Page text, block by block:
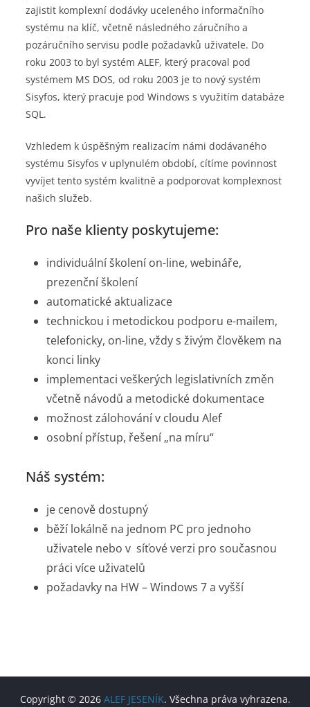
zajistit komplexní dodávky uceleného informačního
systému na klíč, včetně následného záručního a
pozáručního servisu podle požadavků uživatele. Do
roku 2003 to byl systém ALEF, který pracoval pod
systémem MS DOS, od roku 2003 je to nový systém
Sisyfos, který pracuje pod Windows s využitím databáze
SQL.
Vzhledem k úspěšným realizacím námi dodávaného
systému Sisyfos v uplynulém období, cítíme povinnost
vyvíjet tento systém kvalitně a podporovat komplexnost
našich služeb.
Pro naše klienty poskytujeme:
individuální školení on-line, webináře,
prezenční školení
automatické aktualizace
technickou i metodickou podporu e-mailem,
telefonicky, on-line, vždy s živým člověkem na
konci linky
implementaci veškerých legislativních změn
včetně návodů a metodické dokumentace
možnost zálohování v cloudu Alef
osobní přístup, řešení „na míru“
Náš systém:
je cenově dostupný
běží lokálně na jednom PC pro jednoho
uživatele nebo v síťové verzi pro současnou
práci více uživatelů
požadavky na HW – Windows 7 a vyšší
Copyright © 2026 ALEF JESENÍK. Všechna práva vyhrazena.